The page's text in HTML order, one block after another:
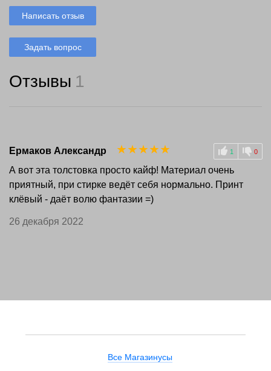
Написать отзыв
Задать вопрос
Отзывы 1
Ермаков Александр 1 0
☆
☆
☆
☆
☆
А вот эта толстовка просто кайф! Материал очень
приятный, при стирке ведёт себя нормально. Принт
клёвый - даёт волю фантазии =)
26 декабря 2022
Все Магазинусы